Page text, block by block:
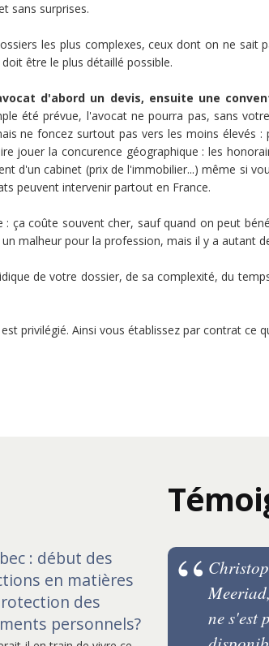
sans surprises.
les plus complexes, ceux dont on ne
être le plus détaillé possible.
d'abord un devis, ensuite une
été prévue, l'avocat ne pourra pas, sans
ne foncez surtout pas vers les moins élevés
jouer la concurence géographique : les
d'un cabinet (prix de l'immobilier...) même si
peuvent intervenir partout en France.
ça coûte souvent cher, sauf quand on peut
malheur pour la profession, mais il y a autant
de votre dossier, de sa complexité, du
privilégié. Ainsi vous établissez par contrat
: début des
en matières
des
personnels?
la revue
ses clients
prix"
ne s'est